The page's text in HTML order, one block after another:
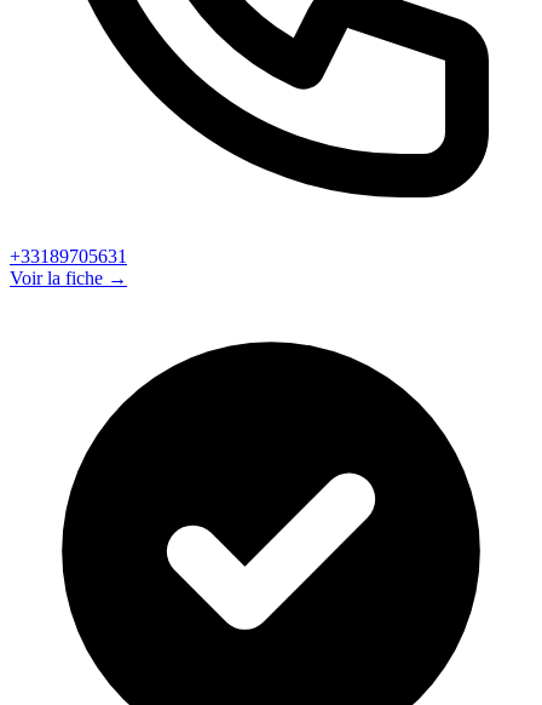
+33189705631
Voir la fiche →